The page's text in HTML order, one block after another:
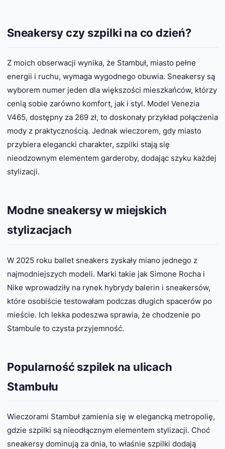
Sneakersy czy szpilki na co dzień?
Z moich obserwacji wynika, że Stambuł, miasto pełne
energii i ruchu, wymaga wygodnego obuwia. Sneakersy są
wyborem numer jeden dla większości mieszkańców, którzy
cenią sobie zarówno komfort, jak i styl. Model Venezia
V465, dostępny za 269 zł, to doskonały przykład połączenia
mody z praktycznością. Jednak wieczorem, gdy miasto
przybiera elegancki charakter, szpilki stają się
nieodzownym elementem garderoby, dodając szyku każdej
stylizacji.
Modne sneakersy w miejskich
stylizacjach
W 2025 roku ballet sneakers zyskały miano jednego z
najmodniejszych modeli. Marki takie jak Simone Rocha i
Nike wprowadziły na rynek hybrydy balerin i sneakersów,
które osobiście testowałam podczas długich spacerów po
mieście. Ich lekka podeszwa sprawia, że chodzenie po
Stambule to czysta przyjemność.
Popularność szpilek na ulicach
Stambułu
Wieczorami Stambuł zamienia się w elegancką metropolię,
gdzie szpilki są nieodłącznym elementem stylizacji. Choć
sneakersy dominują za dnia, to właśnie szpilki dodają